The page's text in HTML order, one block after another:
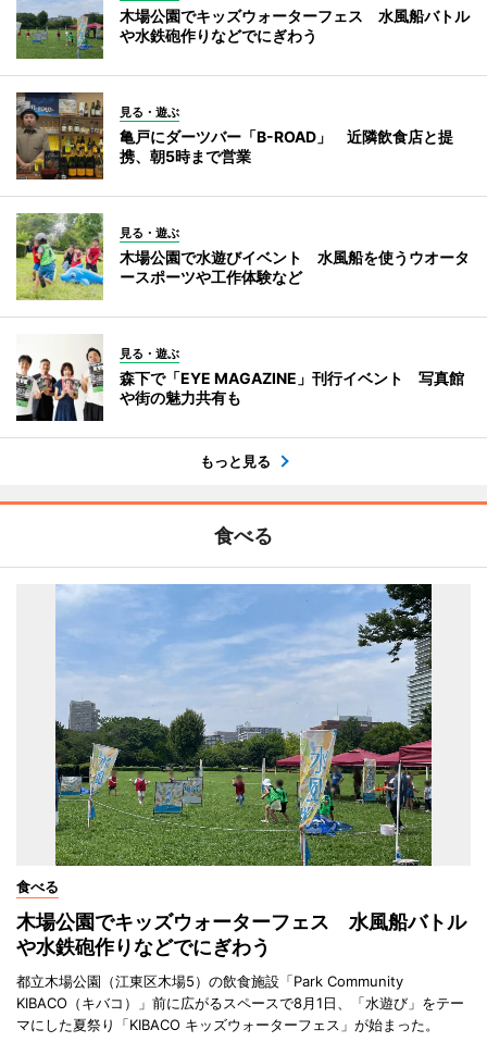
木場公園でキッズウォーターフェス 水風船バトル
や水鉄砲作りなどでにぎわう
見る・遊ぶ
亀戸にダーツバー「B-ROAD」 近隣飲食店と提
携、朝5時まで営業
見る・遊ぶ
木場公園で水遊びイベント 水風船を使うウオータ
ースポーツや工作体験など
見る・遊ぶ
森下で「EYE MAGAZINE」刊行イベント 写真館
や街の魅力共有も
もっと見る
食べる
食べる
木場公園でキッズウォーターフェス 水風船バトル
や水鉄砲作りなどでにぎわう
都立木場公園（江東区木場5）の飲食施設「Park Community
KIBACO（キバコ）」前に広がるスペースで8月1日、「水遊び」をテー
マにした夏祭り「KIBACO キッズウォーターフェス」が始まった。